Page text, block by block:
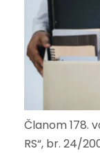
Članom 178.
RS“, br. 24/